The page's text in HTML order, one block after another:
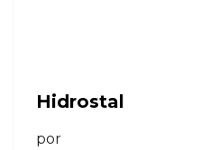
Hidrostal
por